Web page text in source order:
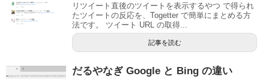
リツイート直後のツイートを表示するやつ で得られ
たツイートの反応を、Togetter で簡単にまとめる方
法です。 ツイート URL の取得...
記事を読む
だるやなぎ Google と Bing の違い